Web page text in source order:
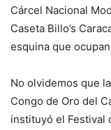
Cárcel Nacional
Caseta Billo’s
esquina que
No olvidemos que
Congo de Oro del
instituyó el Festival